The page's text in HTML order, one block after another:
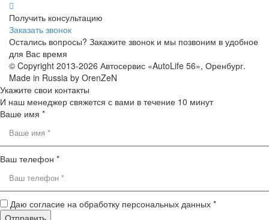
Получить консультацию
Заказать звонок
Остались вопросы? Закажите звонок и мы позвоним в удобное
для Вас время
© Copyright 2013-2026 Автосервис «AutoLife 56», Оренбург.
Made in Russia by OrenZeN
Укажите свои контакты
И наш менеджер свяжется с вами в течение 10 минут
Ваше имя *
Ваш телефон *
Даю согласие на обработку персональных данных *